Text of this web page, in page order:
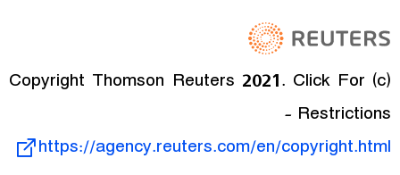
(c) Copyright Thomson Reuters 2021. Click For
Restrictions -
https://agency.reuters.com/en/copyright.html